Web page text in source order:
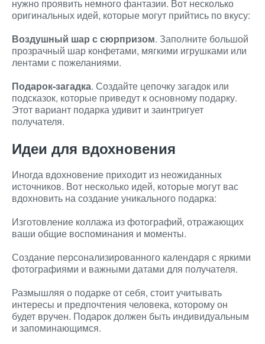
нужно проявить немного фантазии. Вот несколько
оригинальных идей, которые могут прийтись по вкусу:
Воздушный шар с сюрпризом. Заполните большой
прозрачный шар конфетами, мягкими игрушками или
лентами с пожеланиями.
Подарок-загадка. Создайте цепочку загадок или
подсказок, которые приведут к основному подарку.
Этот вариант подарка удивит и заинтригует
получателя.
Идеи для вдохновения
Иногда вдохновение приходит из неожиданных
источников. Вот несколько идей, которые могут вас
вдохновить на создание уникального подарка:
Изготовление коллажа из фотографий, отражающих
ваши общие воспоминания и моменты.
Создание персонализированного календаря с яркими
фотографиями и важными датами для получателя.
Размышляя о подарке от себя, стоит учитывать
интересы и предпочтения человека, которому он
будет вручен. Подарок должен быть индивидуальным
и запоминающимся.